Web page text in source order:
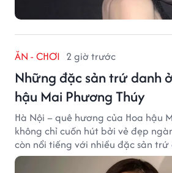
ĂN - CHƠI 2 giờ trước
Những đặc sản trứ danh
hậu Mai Phương Thúy
Hà Nội – quê hương của Hoa hậu
không chỉ cuốn hút bởi vẻ đẹp
còn nổi tiếng với nhiều đặc sản
vị tinh tế và đậm đà bản sắc đất